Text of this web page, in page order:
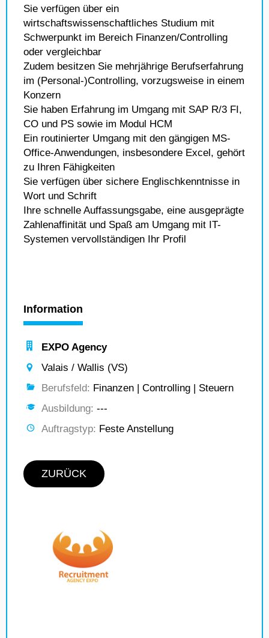
Sie verfügen über ein
wirtschaftswissenschaftliches Studium mit
Schwerpunkt im Bereich Finanzen/Controlling
oder vergleichbar
Zudem besitzen Sie mehrjährige Berufserfahrung
im (Personal-)Controlling, vorzugsweise in einem
Konzern
Sie haben Erfahrung im Umgang mit SAP R/3 FI,
CO und PS sowie im Modul HCM
Ein routinierter Umgang mit den gängigen MS-
Office-Anwendungen, insbesondere Excel, gehört
zu Ihren Fähigkeiten
Sie verfügen über sichere Englischkenntnisse in
Wort und Schrift
Ihre schnelle Auffassungsgabe, eine ausgeprägte
Zahlenaffinität und Spaß am Umgang mit IT-
Systemen vervollständigen Ihr Profil
Information
EXPO Agency
Valais / Wallis (VS)
Berufsfeld: Finanzen | Controlling | Steuern
Ausbildung: ---
Auftragstyp: Feste Anstellung
ZURÜCK